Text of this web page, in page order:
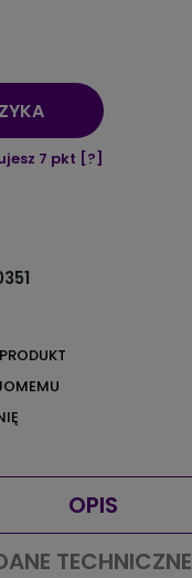
7 pkt [?]
OPIS
TECHNICZNE